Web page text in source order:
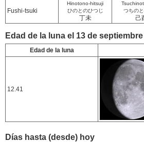
Fushi-tsuki
Hinotono-hitsuji
ひのとのひつじ
丁未
つちの
己
Edad de la luna el 13 de
Edad de la luna
12.41
Días hasta (desde) hoy